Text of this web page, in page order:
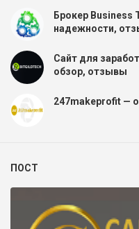
Брокер Business
надежности,
Сайт для
обзор, отзывы
247makeprofit —
ПОСТ